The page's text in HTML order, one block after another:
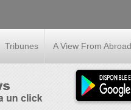
Tribunes A View From Abroad